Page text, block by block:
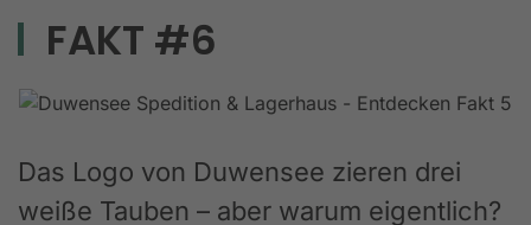
FAKT #6
Das Logo von Duwensee zieren drei
weiße Tauben – aber warum eigentlich?